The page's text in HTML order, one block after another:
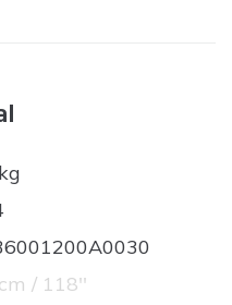
/ 118''